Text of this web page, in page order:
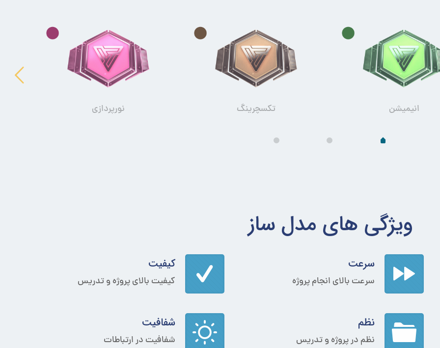
انیمیشن تکسچرینگ نورپردازی
ویژگی های مدل ساز
سرعت
سرعت بالای انجام پروژه
کیفیت
کیفیت بالای پروژه و تدریس
نظم
نظم در پروژه و تدریس
شفافیت
شفافیت در ارتباطات